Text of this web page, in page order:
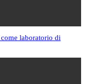
laboratorio di